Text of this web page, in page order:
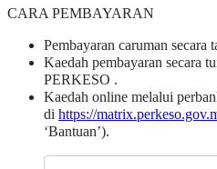
CARA PEMBAYARAN
Pembayaran caruman secara
Kaedah pembayaran secara
PERKESO .
Kaedah online melalui
di https://
‘Bantuan’).